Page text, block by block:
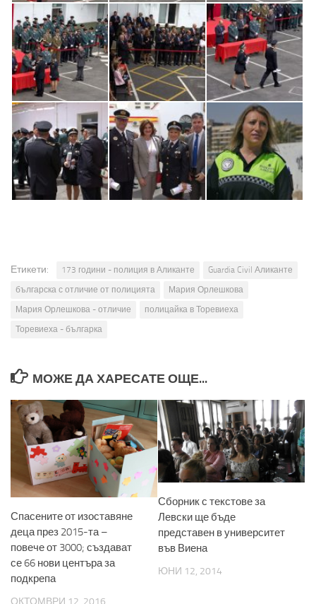
Етикети: 173 години - полиция в Аликанте
Guardia Civil Аликанте
българска с отличие от полицията
Мария Орлешкова
Мария Орлешкова - отличие
полицайка в Торевиеха
Торевиеха - българка
МОЖЕ ДА ХАРЕСАТЕ ОЩЕ...
Спасените от изоставяне
деца през 2015-та –
повече от 3000; създават
се 66 нови центъра за
подкрепа
Сборник с текстове за
Левски ще бъде
представен в университет
във Виена
ЮНИ 12, 2014